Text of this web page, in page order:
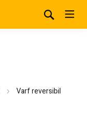
Varf reversibil